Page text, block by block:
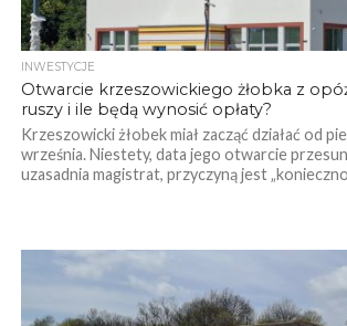
INWESTYCJE
Otwarcie krzeszowickiego żłobka z
ruszy i ile będą wynosić opłaty?
Krzeszowicki żłobek miał zacząć działać od
września. Niestety, data jego otwarcie
uzasadnia magistrat, przyczyną jest